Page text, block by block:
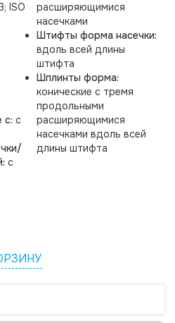
ISO
с: с
с
расширяющимися
насечками
Штифты форма насечки:
вдоль всей длины
штифта
Шплинты форма:
конические с тремя
продольными
расширяющимися
насечками вдоль всей
длины штифта